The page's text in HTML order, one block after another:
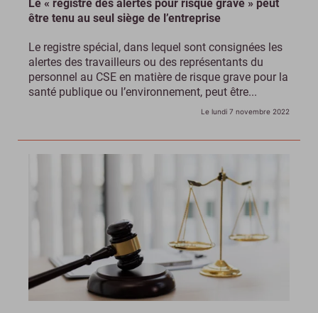
Le « registre des alertes pour risque grave » peut
être tenu au seul siège de l’entreprise
Le registre spécial, dans lequel sont consignées les
alertes des travailleurs ou des représentants du
personnel au CSE en matière de risque grave pour la
santé publique ou l’environnement, peut être...
Le lundi 7 novembre 2022